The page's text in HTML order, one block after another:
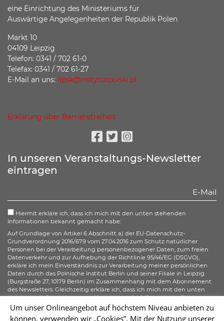
eine Einrichtung des Ministeriums für
Auswärtige Angelegenheiten der Republik Polen
Markt 10
04109 Leipzig
Telefon: 0341 / 702 61-0
Telefax: 0341 / 702 61-27
E-Mail an uns: lipsk@instytutpolski.pl
Erklärung über Barrierefreiheit
Facebook
TwitterInstagram
In unseren Veranstaltungs-Newsletter
eintragen
Hiermit erkläre ich, dass ich mich mit den unten stehenden
Informationen bekannt gemacht habe:
Auf Grundlage von Artikel 6 Abschnitt a) der EU-Datenschutz-
Grundverordnung 2016/679 vom 27.04.2016 zum Schutz natürlicher
Personen bei der Verarbeitung personenbezogener Daten, zum freien
Datenverkehr und zur Aufhebung der Richtlinie 95/46/EG (DSGVO),
erkläre ich mein Einverständnis zur Verarbeitung meiner persönlichen
Daten durch das Polnische Institut Berlin und seiner Filiale in Leipzig
(Burgstraße 27, 10179 Berlin) im Zusammenhang mit dem Abonnement
des Newsletters. Gleichzeitig erkläre ich, dass ich mich mit den unten
stehenden Informationen zur Umsetzung der Informationspflicht
gemäß Artikel 13 der DSGVO bezüglich der Verarbeitung meiner
personenbezogenen Daten bekannt gemacht habe und ich mir meiner
Um unser Onlineangebot auf höchstem Niveau anbieten zu
können, verwenden wir „Cookies”. Mit der Nutzung unserer